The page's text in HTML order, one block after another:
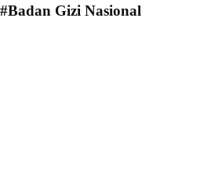
#Badan Gizi Nasional